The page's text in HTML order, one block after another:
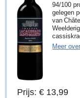
94/100
gelegen
van
Meer
Prijs: € 13,99